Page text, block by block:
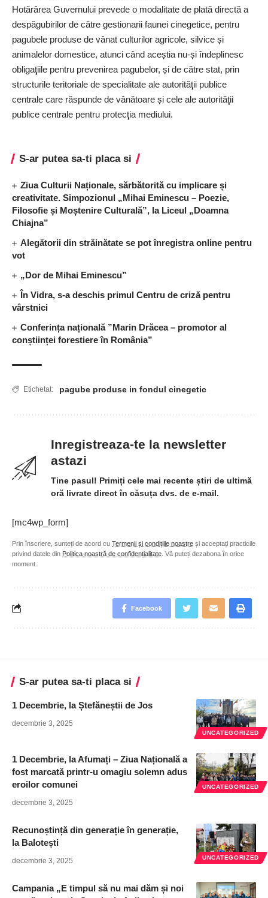
Hotărârea Guvernului prevede o modalitate de plată directă a
despăgubirilor de către gestionarii faunei cinegetice, pentru
pagubele produse de vânat culturilor agricole, silvice și
animalelor domestice, atunci când aceștia nu-și îndeplinesc
obligaţiile pentru prevenirea pagubelor, și de către stat, prin
structurile teritoriale de specialitate ale autorităţii publice
centrale care răspunde de vânătoare și cele ale autorităţii
publice centrale pentru protecţia mediului.
S-ar putea sa-ti placa si
Ziua Culturii Naționale, sărbătorită cu implicare și
creativitate. Simpozionul „Mihai Eminescu – Poezie,
Filosofie și Moștenire Culturală”, la Liceul „Doamna
Chiajna”
Alegătorii din străinătate se pot înregistra online pentru
vot
„Dor de Mihai Eminescu”
În Vidra, s-a deschis primul Centru de criză pentru
vârstnici
Conferința națională ”Marin Drăcea – promotor al
conștiinței forestiere în România”
Etichetat: pagube produse in fondul cinegetic
Inregistreaza-te la newsletter
astazi
Tine pasul! Primiți cele mai recente știri de ultimă
oră livrate direct în căsuța dvs. de e-mail.
[mc4wp_form]
Prin înscriere, sunteți de acord cu Termenii și condițiile noastre și acceptați practicile
privind datele din Politica noastră de confidențialitate . Vă puteți dezabona în orice
moment.
Facebook
S-ar putea sa-ti placa si
UNCATEGORIZED
1 Decembrie, la Ștefăneștii de Jos
decembrie 3, 2025
UNCATEGORIZED
1 Decembrie, la Afumați – Ziua Națională a
fost marcată printr-u omagiu solemn adus
eroilor comunei
decembrie 3, 2025
UNCATEGORIZED
Recunoștință din generație în generație,
la Balotești
decembrie 3, 2025
Campania „E timpul să nu mai dăm și noi